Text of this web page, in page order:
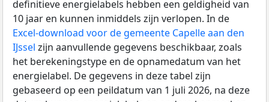
definitieve energielabels hebben een geldigheid van
10 jaar en kunnen inmiddels zijn verlopen. In de
Excel-download voor de gemeente Capelle aan den
IJssel zijn aanvullende gegevens beschikbaar, zoals
het berekeningstype en de opnamedatum van het
energielabel. De gegevens in deze tabel zijn
gebaseerd op een peildatum van 1 juli 2026, na deze